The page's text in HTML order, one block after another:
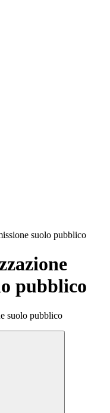
suolo pubblico
pubblico
suolo pubblico